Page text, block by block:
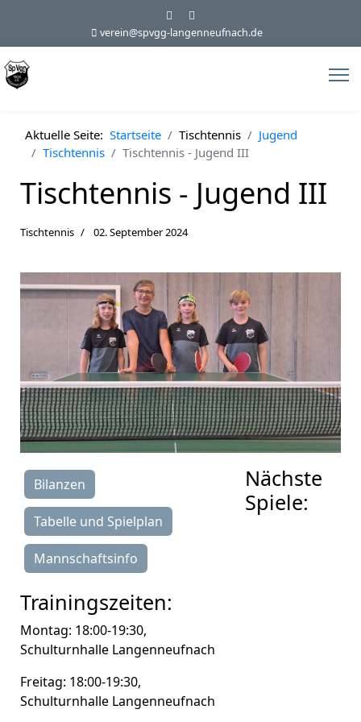
verein@spvgg-langenneufnach.de
Aktuelle Seite: Startseite Tischtennis
Jugend
Tischtennis
Tischtennis - Jugend III
Tischtennis - Jugend III
Tischtennis 02. September 2024
Bilanzen
Tabelle und Spielplan
Mannschaftsinfo
Trainingszeiten:
Montag: 18:00-19:30,
Schulturnhalle Langenneufnach
Freitag: 18:00-19:30,
Schulturnhalle Langenneufnach
Nächste
Spiele: